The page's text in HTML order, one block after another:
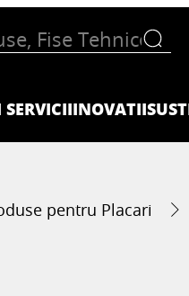
SERVICIIINOVATII
pentru Placari